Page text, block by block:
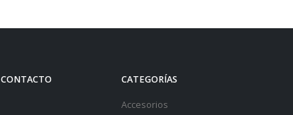
CATEGORÍAS
Accesorios